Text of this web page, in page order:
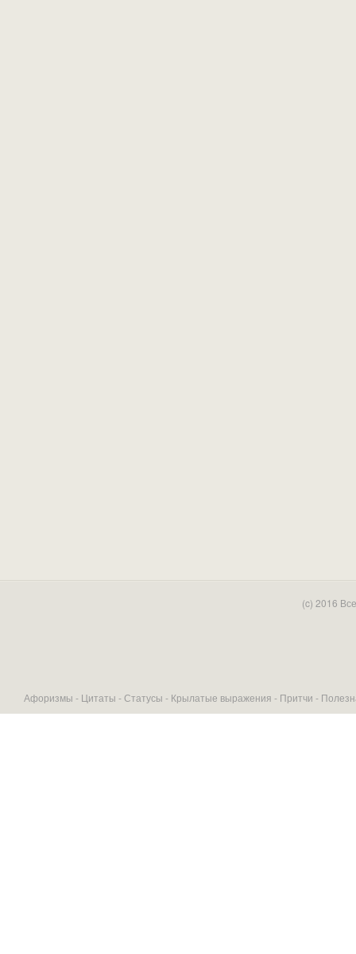
(c) 2016
Афоризмы - Цитаты -Статусы - Крылатые выражения - Притчи -